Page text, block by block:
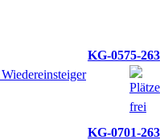
KG-0575-263
KG-0701-263